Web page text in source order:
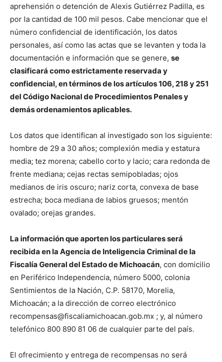
aprehensión o detención de Alexis Gutiérrez Padilla, es
por la cantidad de 100 mil pesos. Cabe mencionar que el
número confidencial de identificación, los datos
personales, así como las actas que se levanten y toda la
documentación e información que se genere, se
clasificará como estrictamente reservada y
confidencial, en términos de los artículos 106, 218 y 251
del Código Nacional de Procedimientos Penales y
demás ordenamientos aplicables.
Los datos que identifican al investigado son los siguiente:
hombre de 29 a 30 años; complexión media y estatura
media; tez morena; cabello corto y lacio; cara redonda de
frente mediana; cejas rectas semipobladas; ojos
medianos de iris oscuro; nariz corta, convexa de base
estrecha; boca mediana de labios gruesos; mentón
ovalado; orejas grandes.
La información que aporten los particulares será
recibida en la Agencia de Inteligencia Criminal de la
Fiscalía General del Estado de Michoacán, con domicilio
en Periférico Independencia, número 5000, colonia
Sentimientos de la Nación, C.P. 58170, Morelia,
Michoacán; a la dirección de correo electrónico
recompensas@fiscaliamichoacan.gob.mx ; y, al número
telefónico 800 890 81 06 de cualquier parte del país.
El ofrecimiento y entrega de recompensas no será